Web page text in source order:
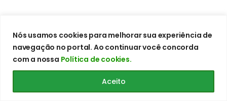
Nós usamos cookies para melhorar sua experiência de
navegação no portal. Ao continuar você concorda
com a nossa Política de cookies.
Aceito